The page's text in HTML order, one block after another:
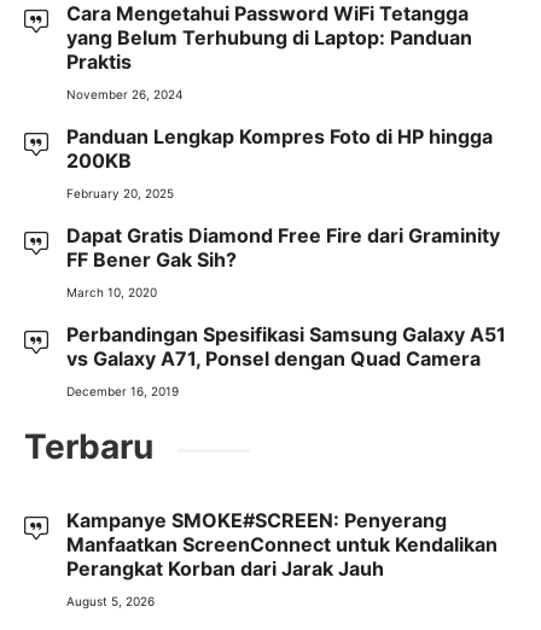
Cara Mengetahui Password WiFi Tetangga
yang Belum Terhubung di Laptop: Panduan
Praktis
November 26, 2024
Panduan Lengkap Kompres Foto di HP hingga
200KB
February 20, 2025
Dapat Gratis Diamond Free Fire dari Graminity
FF Bener Gak Sih?
March 10, 2020
Perbandingan Spesifikasi Samsung Galaxy A51
vs Galaxy A71, Ponsel dengan Quad Camera
December 16, 2019
Terbaru
Kampanye SMOKE#SCREEN: Penyerang
Manfaatkan ScreenConnect untuk Kendalikan
Perangkat Korban dari Jarak Jauh
August 5, 2026